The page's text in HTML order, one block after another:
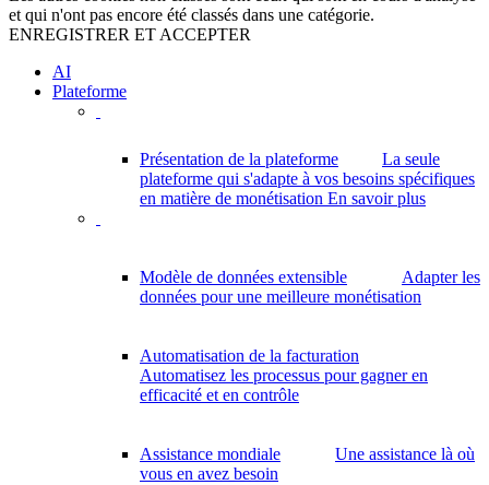
et qui n'ont pas encore été classés dans une catégorie.
ENREGISTRER ET ACCEPTER
AI
Plateforme
Présentation de la plateforme
La seule
plateforme qui s'adapte à vos besoins spécifiques
en matière de monétisation En savoir plus
Modèle de données extensible
Adapter les
données pour une meilleure monétisation
Automatisation de la facturation
Automatisez les processus pour gagner en
efficacité et en contrôle
Assistance mondiale
Une assistance là où
vous en avez besoin